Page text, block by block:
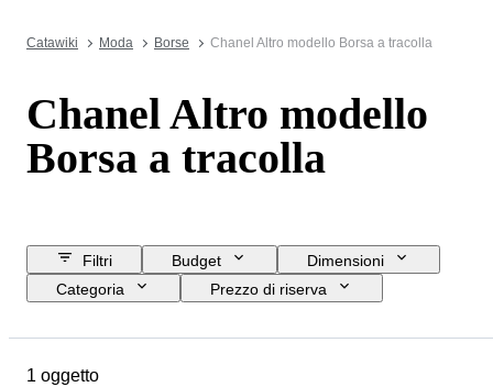
Catawiki Moda Borse Chanel Altro modello Borsa a tracolla
Chanel Altro modello
Borsa a tracolla
Filtri Budget
Dimensioni
Categoria
Prezzo di riserva
Condizioni
1 oggetto